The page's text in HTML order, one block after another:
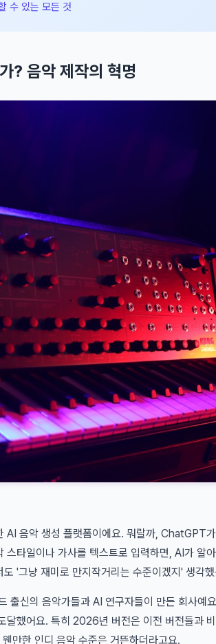
수 있는 모든 것
? 음악 제작의 혁명
음악 생성 플랫폼이에요. 뭐랄까, ChatGPT
스타일이나 가사를 텍스트로 입력하면, AI가 알
'그냥 재미로 만지작거리는 수준이겠지' 생각
출신의 음악가들과 AI 연구자들이 만든 회사예
달했어요. 특히 2026년 버전은 이전 버전들과
만한 인디 음악 수준은 거뜬하더라고요.